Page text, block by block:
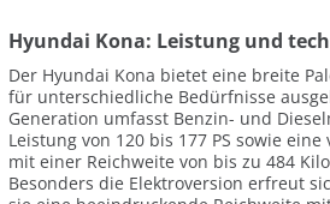
Hyundai Kona: Leistung und
Der Hyundai Kona bietet eine breite
für unterschiedliche Bedürfnisse
Generation umfasst Benzin- und
Leistung von 120 bis 177 PS sowie
mit einer Reichweite von bis zu 484
Besonders die Elektroversion erfreut